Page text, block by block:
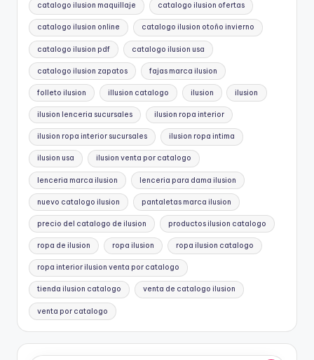
catalogo ilusion maquillaje catalogo ilusion ofertas
catalogo ilusion online catalogo ilusion otoño invierno
catalogo ilusion pdf catalogo ilusion usa
catalogo ilusion zapatos fajas marca ilusion
folleto ilusion illusion catalogo ilusion ilusion
ilusion lenceria sucursales ilusion ropa interior
ilusion ropa interior sucursales ilusion ropa intima
ilusion usa ilusion venta por catalogo
lenceria marca ilusion lenceria para dama ilusion
nuevo catalogo ilusion pantaletas marca ilusion
precio del catalogo de ilusion productos ilusion catalogo
ropa de ilusion ropa ilusion ropa ilusion catalogo
ropa interior ilusion venta por catalogo
tienda ilusion catalogo venta de catalogo ilusion
venta por catalogo